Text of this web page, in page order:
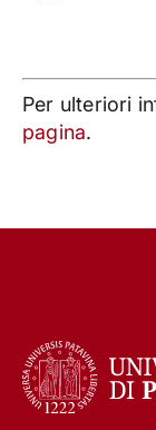
Per ulteriori
pagina.